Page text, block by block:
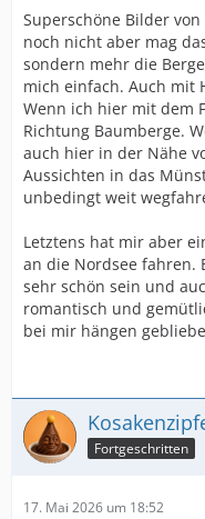
Superschöne Bilder
noch nicht aber mag
sondern mehr die
mich einfach. Auch mit
Wenn ich hier mit dem
Richtung Baumberge.
auch hier in der Nähe
Aussichten in das
unbedingt weit
Letztens hat mir aber
an die Nordsee fahren.
sehr schön sein und
romantisch und
bei mir hängen
Fortgeschritten
17. Mai 2026 um 18:52